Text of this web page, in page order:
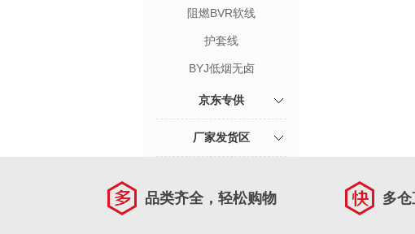
阻燃BVR软线
护套线
BYJ低烟无卤
京东专供
厂家发货区
品类齐全，轻松购物 多